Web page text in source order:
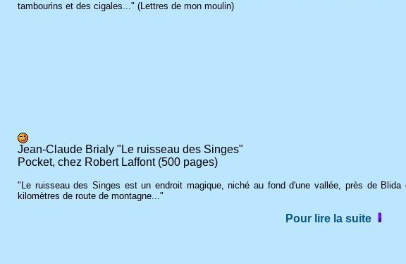
tambourins et des cigales..." (Lettres de mon moulin)
Jean-Claude Brialy "Le ruisseau des Singes"
Pocket, chez Robert Laffont (500 pages)
"Le ruisseau des Singes est un endroit magique, niché au fond d'une vallée, près de
kilomètres de route de montagne..."
Pour lire la suite